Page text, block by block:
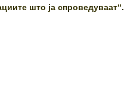
што ја спроведуваат“.